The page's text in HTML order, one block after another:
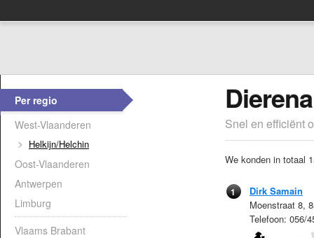
Per regio
West-Vlaanderen
Helkijn/Helchin
Oost-Vlaanderen
Antwerpen
Limburg
Vlaams Brabant
Snel en efficiënt
We konden in totaal
1
Dirk Samain
Moenstraat 8,
Telefoon: 056/